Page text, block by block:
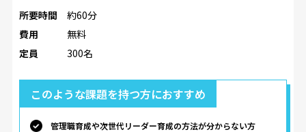
所要時間
約60分
費用
無料
定員
300名
このような課題を持つ方におすすめ
管理職育成や次世代リーダー育成の方法が分からない方